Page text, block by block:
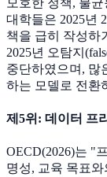
모호한 정책, 불
대학들은 2025년
책을 급히 작성하
2025년 오탐지
중단하였으며, 많
하는 모델로 전환
제5위: 데이터 프
OECD(2026)는 "
명성, 교육 목표